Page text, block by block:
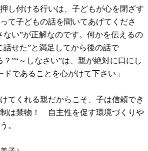
し付ける行いは、子どもが心を閉ざす
て子どもの話を聞いてあげてくださ
ない”が正解なのです。何かを伝えるの
話せた”と満足してから後の話で
”“～しなさい”は、親が絶対に口にし
であることを心がけて下さい」
てくれる親だからこそ、子は信頼でき
は禁物！ 自主性を促す環境づくりや
。